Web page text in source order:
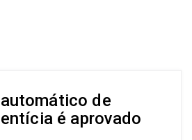
de
é aprovado